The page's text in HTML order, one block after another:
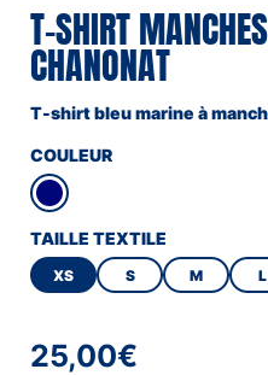
T-SHIRT
CHANONAT
T-shirt bleu marine à
COULEUR
TAILLE TEXTILE
XS S M L
25,00€